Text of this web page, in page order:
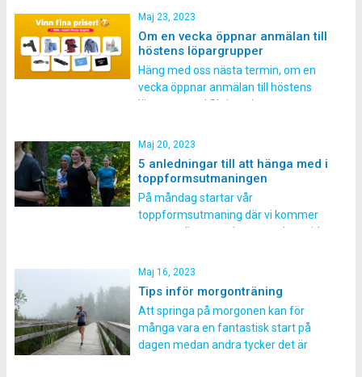
även hon inför sina kommande
nytt och springa obanat. Vi ger även
tips på ett roligt fartlekspass. Du
hittar poddavsnittet där […]
Maj 23, 2023
Om en vecka öppnar anmälan till
höstens löpargrupper
Häng med oss nästa termin, om en
vecka öppnar anmälan till höstens
löpargrupper! Skriv redan nu upp
kalendern så att du inte missar något!
gäller att anmäla dig snabbt, du som
anmäler dig den 30 maj kommer att
[…]
Maj 20, 2023
5 anledningar till att hänga med i
toppformsutmaningen
På måndag startar vår
toppformsutmaning där vi kommer
utmana dig att under tre veckors tid
fokuserar vi på att slipa formen till
tuffa och roliga pass så se till häng
med oss nu! Här kommer fem starka
anledningar […]
Maj 16, 2023
Tips inför morgonträning
Att springa på morgonen kan för
många vara en fantastisk start på
dagen medan andra tycker det är